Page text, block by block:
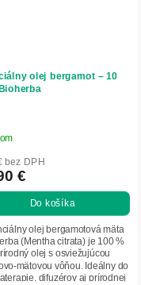
olej bergamot – 10
bez DPH
€
Do košíka
olej bergamotová mäta
(Mentha citrata) je 100 %
olej s osviežujúcou
mätovou vôňou. Ideálny do
difuzérov aj prírodnej